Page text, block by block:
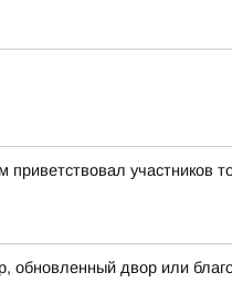
участников
двор или